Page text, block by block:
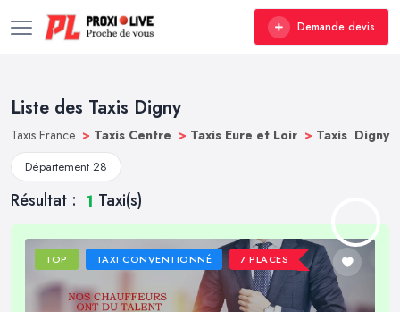
Demande devis
Liste des Taxis Digny
Taxis France > Taxis Centre > Taxis Eure et Loir > Taxis Digny
Département 28
Résultat : 1 Taxi(s)
TOP TAXI CONVENTIONNÉ 7 PLACES